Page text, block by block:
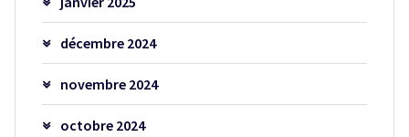
décembre 2024
novembre 2024
octobre 2024